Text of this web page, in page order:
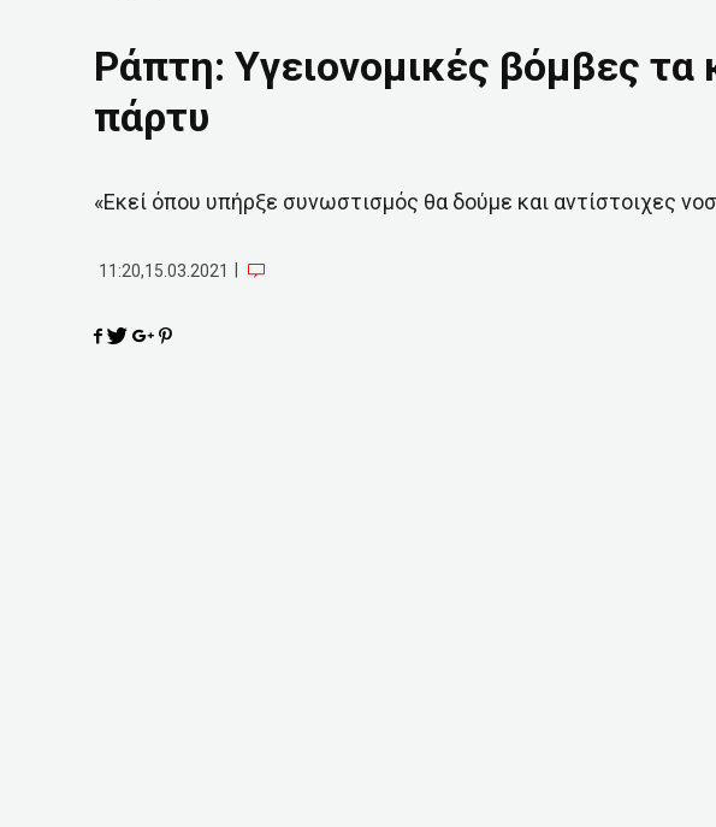
Ράπτη: Υγειονομικές βόμβες τα
πάρτυ
«Εκεί όπου υπήρξε συνωστισμός θα δούμε και αντίστοιχες
11:20,15.03.2021